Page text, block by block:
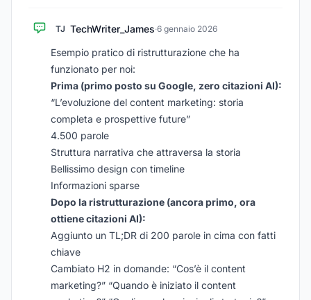
TJ TechWriter_James·6 gennaio 2026
Esempio pratico di ristrutturazione che ha
funzionato per noi:
Prima (primo posto su Google, zero citazioni AI):
“L’evoluzione del content marketing: storia
completa e prospettive future”
4.500 parole
Struttura narrativa che attraversa la storia
Bellissimo design con timeline
Informazioni sparse
Dopo la ristrutturazione (ancora primo, ora
ottiene citazioni AI):
Aggiunto un TL;DR di 200 parole in cima con fatti
chiave
Cambiato H2 in domande: “Cos’è il content
marketing?” “Quando è iniziato il content